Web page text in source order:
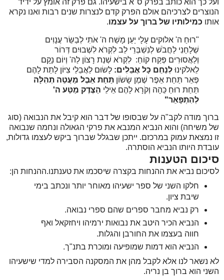
הנוצרים לצרכיהם אולם הפרק קדם לנצרות שנים רבות ואנו נקרא
אותו כמילותיו של ברוך על עצמו.
"רוּחַ ה' אלוקים עָלָי יַעַן מָשַׁח ה' אֹתִי לְבַשֵּׂר עֲנָוִים
שְׁלָחַנִי לַחֲבֹשׁ לְנִשְׁבְּרֵי לֵב לִקְרֹא לִשְׁבוּיִם דְּרוֹר
וְלַאֲסוּרִים פְּקַח קוֹחַ: לִקְרֹא שְׁנַת רָצוֹן לַה' וְיוֹם נָקָם
לֵאלֹקינוּלְנַחֵם כָּל אֲבֵלִים: לָשׂוּם לַאֲבֵלֵי צִיּוֹן לָתֵת לָהֶם
פְּאֵר תַּחַת אֵפֶר שֶׁמֶן שָׂשׂוֹן תַּחַת אֵבֶל מַעֲטֵה תְהִלָּה
תַּחַת רוּחַ כֵּהָה וְקֹרָא לָהֶם אֵילֵי הַצֶּדֶק מַטַּע ה'
לְהִתְפָּאֵר"
ברוך מודה לקב"ה על שבסופו של דבר הוא קיבל את הנבואה (סוג
של משיחה) והוא הנביא המנבא את פרקי הגאולה ונחמה שנבואה
זו נמצאת עמוק במרכזם. ייתכן שבגלל שברוך ביקש לעצמו גדולות,
עובדת היותו הנביא הוסתרה.
סיכום הטענות
לסיכום נביא את ההנחות בקצרה שיסכמו את טענתנו.ההנחות הן:
חלקו השני של ספר ישעיהו מאוחר יותר ונכתב בימי
שיבת ציון.
רק נביא מחבר ספרים שהם ספרי נבואה.
הנביא הכיר היטב את נבואות ירמיהו ויחזקאל ואף
חווה בעצמו את החורבן והגלות.
הנביא הוא דמות שמופיעה ומוכרת בתנ"ך.
לא נשאר לנו אלא לקבל מהן את המסקנה הסבירה למדי שישעיהו
השני הוא ברוך בן נריה.